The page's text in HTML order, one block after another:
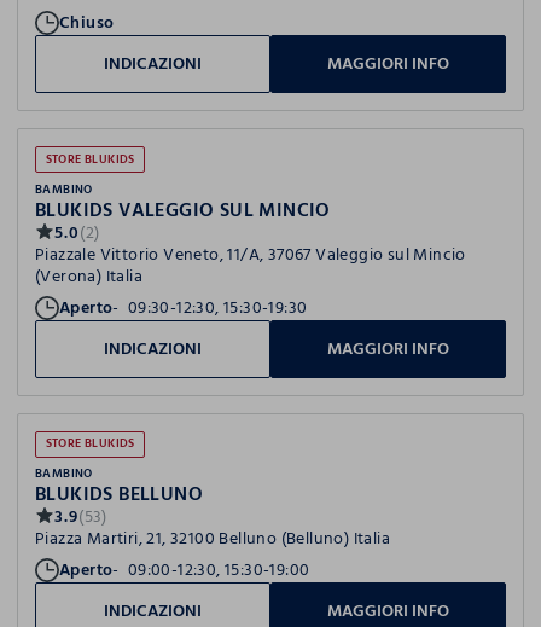
Chiuso
INDICAZIONI
MAGGIORI INFO
STORE BLUKIDS
BAMBINO
BLUKIDS VALEGGIO SUL MINCIO
5.0(2)
Piazzale Vittorio Veneto, 11/A, 37067 Valeggio sul Mincio
(Verona) Italia
Aperto 09:30-12:30, 15:30-19:30
INDICAZIONI
MAGGIORI INFO
STORE BLUKIDS
BAMBINO
BLUKIDS BELLUNO
3.9(53)
Piazza Martiri, 21, 32100 Belluno (Belluno) Italia
Aperto 09:00-12:30, 15:30-19:00
INDICAZIONI
MAGGIORI INFO